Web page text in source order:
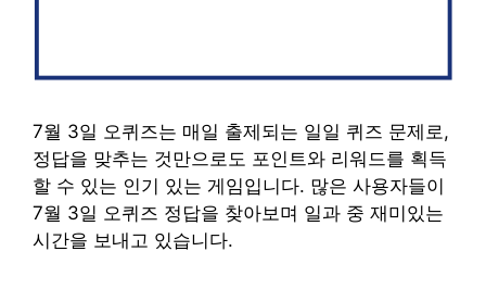
7월 3일 오퀴즈는 매일 출제되는 일일 퀴즈 문제로,
정답을 맞추는 것만으로도 포인트와 리워드를 획득
할 수 있는 인기 있는 게임입니다. 많은 사용자들이
7월 3일 오퀴즈 정답을 찾아보며 일과 중 재미있는
시간을 보내고 있습니다.